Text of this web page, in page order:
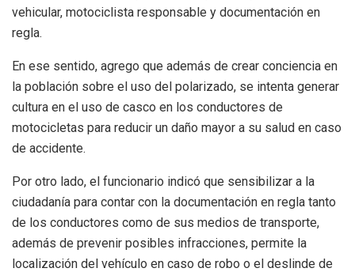
vehicular, motociclista responsable y documentación en
regla.
En ese sentido, agrego que además de crear conciencia en
la población sobre el uso del polarizado, se intenta generar
cultura en el uso de casco en los conductores de
motocicletas para reducir un daño mayor a su salud en caso
de accidente.
Por otro lado, el funcionario indicó que sensibilizar a la
ciudadanía para contar con la documentación en regla tanto
de los conductores como de sus medios de transporte,
además de prevenir posibles infracciones, permite la
localización del vehículo en caso de robo o el deslinde de